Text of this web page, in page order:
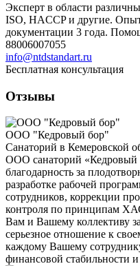
Эксперт в области
ISO, HACCP и другие.
документации 3 года.
88006007055
info@ntdstandart.ru
Бесплатная консультация
Отзывы
ООО "Кедровый бор"
Санаторий в Кемеровской
ООО санаторий «Кедровый
благодарность за
разработке рабочей
сотрудников, коррекции
контроля по принципам
Вам и Вашему коллективу
серьезное отношение к
каждому Вашему
финансовой стабильности